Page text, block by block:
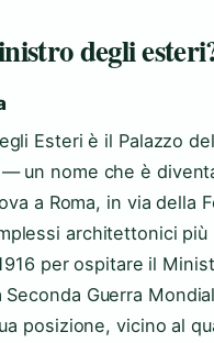
degli
Esteri è il Palazzo
— un nome che è
a Roma, in via della
architettonici
per ospitare il
Guerra
posizione, vicino al